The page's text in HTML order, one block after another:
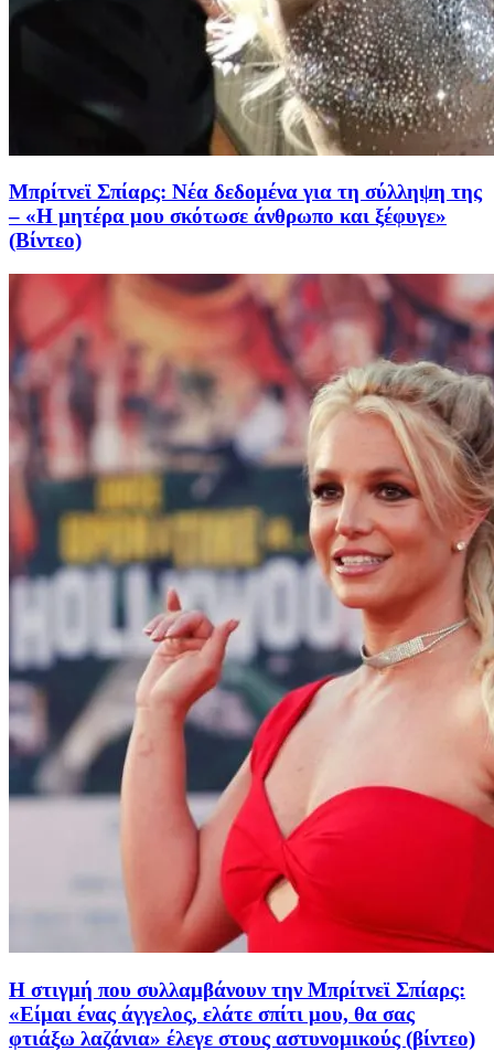
Μπρίτνεϊ Σπίαρς: Νέα δεδομένα για τη σύλληψη της
– «Η μητέρα μου σκότωσε άνθρωπο και ξέφυγε»
(Βίντεο)
Η στιγμή που συλλαμβάνουν την Μπρίτνεϊ Σπίαρς:
«Είμαι ένας άγγελος, ελάτε σπίτι μου, θα σας
φτιάξω λαζάνια» έλεγε στους αστυνομικούς (βίντεο)